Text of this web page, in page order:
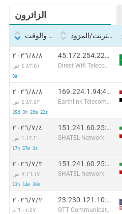
الزائرون
التاريخ والوقت بروتوكول الإنترنت/المزود
٨‏/٨‏/٢٠٢٦
٤:٤٢:٥١ ص
9s
45.172.254.222:12580
Direct Wifi Telecom Ltda
٨‏/٨‏/٢٠٢٦
٤:٤٢:٤٢ ص
35d 3h 29m 22s
169.224.1.94:46685
Earthlink Telecommunications Equipment Trading & Services DMCC
٤‏/٧‏/٢٠٢٦
١:١٣:٢٠ ص
17h 57m 3s
151.241.60.25:34176
SHATEL Network
٣‏/٧‏/٢٠٢٦
٧:١٦:١٧ ص
13h 14m 30s
151.241.60.25:60686
SHATEL Network
٢‏/٧‏/٢٠٢٦
٦:٠١:٤٧ م
23.230.121.10:6226
GTT Communications Inc.